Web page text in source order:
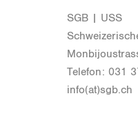
SGB | USS
Te­le­fon: 031
info(at)​sgb.​ch